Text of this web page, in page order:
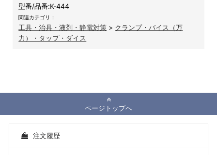
型番/品番:K-444
関連カテゴリ：
工具・治具・液剤・静電対策 > クランプ・バイス（万
力）・タップ・ダイス
ページトップへ
注文履歴